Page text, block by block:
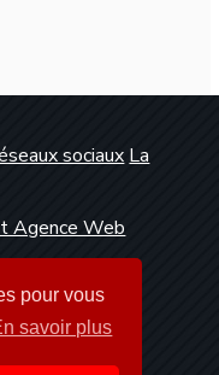
pour vous
savoir plus
sociaux La
Agence Web